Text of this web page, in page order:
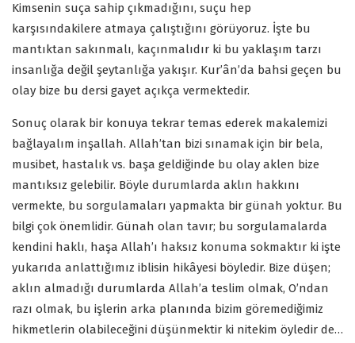
Kimsenin suça sahip çıkmadığını, suçu hep
karşısındakilere atmaya çalıştığını görüyoruz. İşte bu
mantıktan sakınmalı, kaçınmalıdır ki bu yaklaşım tarzı
insanlığa değil şeytanlığa yakışır. Kur’ân’da bahsi geçen bu
olay bize bu dersi gayet açıkça vermektedir.
Sonuç olarak bir konuya tekrar temas ederek makalemizi
bağlayalım inşallah. Allah’tan bizi sınamak için bir bela,
musibet, hastalık vs. başa geldiğinde bu olay aklen bize
mantıksız gelebilir. Böyle durumlarda aklın hakkını
vermekte, bu sorgulamaları yapmakta bir günah yoktur. Bu
bilgi çok önemlidir. Günah olan tavır; bu sorgulamalarda
kendini haklı, haşa Allah’ı haksız konuma sokmaktır ki işte
yukarıda anlattığımız iblisin hikâyesi böyledir. Bize düşen;
aklın almadığı durumlarda Allah’a teslim olmak, O’ndan
razı olmak, bu işlerin arka planında bizim göremediğimiz
hikmetlerin olabileceğini düşünmektir ki nitekim öyledir de…